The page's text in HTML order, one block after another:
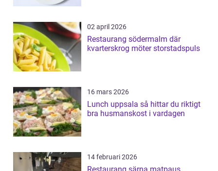
02 april 2026
Restaurang södermalm där
kvarterskrog möter storstadspuls
16 mars 2026
Lunch uppsala så hittar du riktigt
bra husmanskost i vardagen
14 februari 2026